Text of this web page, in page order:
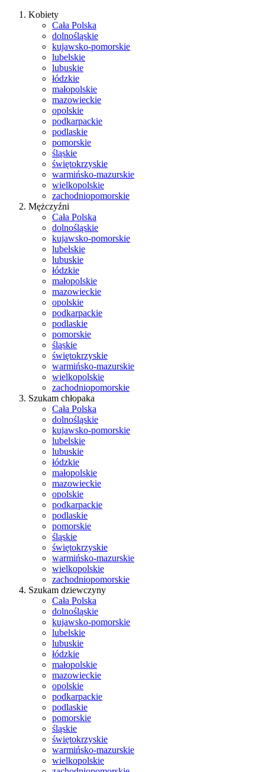
Kobiety
Cała Polska
dolnośląskie
kujawsko-pomorskie
lubelskie
lubuskie
łódzkie
małopolskie
mazowieckie
opolskie
podkarpackie
podlaskie
pomorskie
śląskie
świętokrzyskie
warmińsko-mazurskie
wielkopolskie
zachodniopomorskie
Mężczyźni
Cała Polska
dolnośląskie
kujawsko-pomorskie
lubelskie
lubuskie
łódzkie
małopolskie
mazowieckie
opolskie
podkarpackie
podlaskie
pomorskie
śląskie
świętokrzyskie
warmińsko-mazurskie
wielkopolskie
zachodniopomorskie
Szukam chłopaka
Cała Polska
dolnośląskie
kujawsko-pomorskie
lubelskie
lubuskie
łódzkie
małopolskie
mazowieckie
opolskie
podkarpackie
podlaskie
pomorskie
śląskie
świętokrzyskie
warmińsko-mazurskie
wielkopolskie
zachodniopomorskie
Szukam dziewczyny
Cała Polska
dolnośląskie
kujawsko-pomorskie
lubelskie
lubuskie
łódzkie
małopolskie
mazowieckie
opolskie
podkarpackie
podlaskie
pomorskie
śląskie
świętokrzyskie
warmińsko-mazurskie
wielkopolskie